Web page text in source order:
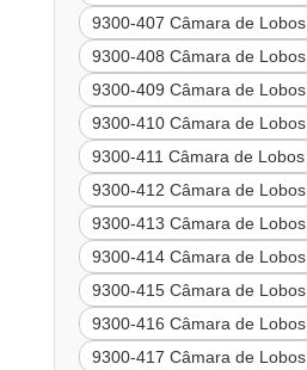
9300-407 Câmara de Lobos
9300-408 Câmara de Lobos
9300-409 Câmara de Lobos
9300-410 Câmara de Lobos
9300-411 Câmara de Lobos
9300-412 Câmara de Lobos
9300-413 Câmara de Lobos
9300-414 Câmara de Lobos
9300-415 Câmara de Lobos
9300-416 Câmara de Lobos
9300-417 Câmara de Lobos